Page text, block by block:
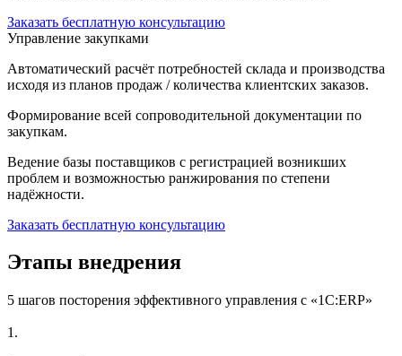
Заказать бесплатную консультацию
Управление закупками
Автоматический расчёт потребностей склада и производства
исходя из планов продаж / количества клиентских заказов.
Формирование всей сопроводительной документации по
закупкам.
Ведение базы поставщиков с регистрацией возникших
проблем и возможностью ранжирования по степени
надёжности.
Заказать бесплатную консультацию
Этапы внедрения
5 шагов посторения эффективного управления с «1С:ERP»
1.